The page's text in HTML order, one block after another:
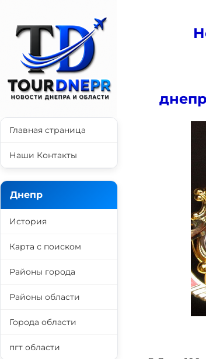
Главная страница
Наши Контакты
Днепр
История
Карта с поиском
Районы города
Районы области
Города области
пгт области